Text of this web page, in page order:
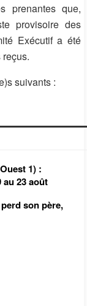
prenantes que,
provisoire des
Exécutif a été
reçus.
suivants :
1) :
au 23 août
son père,